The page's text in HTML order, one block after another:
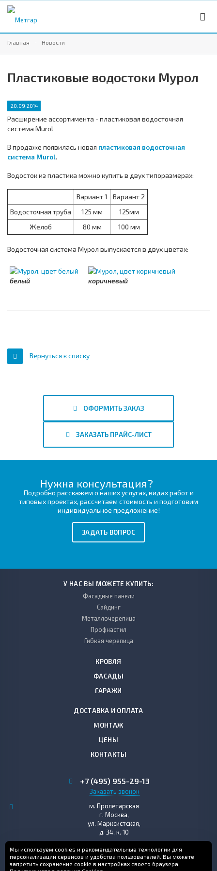
Главная Новости
Пластиковые водостоки Мурол
20.09.2014
Расширение ассортимента - пластиковая водосточная
система Murol
В продаже появилась новая пластиковая водосточная
система Murol.
Водосток из пластика можно купить в двух типоразмерах:
Вариант 1
Вариант 2
Водосточная труба
125 мм
125мм
Желоб
80 мм 100 мм
Водосточная система Мурол выпускается в двух цветах:
белый коричневый
Вернуться к списку
ОФОРМИТЬ ЗАКАЗ
ЗАКАЗАТЬ ПРАЙС-ЛИСТ
Нужна консультация?
Подробно расскажем о наших услугах, видах работ и
типовых проектах, рассчитаем стоимость и подготовим
индивидуальное предложение!
ЗАДАТЬ ВОПРОС
У НАС ВЫ МОЖЕТЕ КУПИТЬ:
Фасадные панели
Сайдинг
Металлочерепица
Профнастил
Гибкая черепица
КРОВЛЯ
ФАСАДЫ
ГАРАЖИ
ДОСТАВКА И ОПЛАТА
МОНТАЖ
ЦЕНЫ
КОНТАКТЫ
+7 (495) 955-29-13
Заказать звонок
м. Пролетарская
г. Москва,
ул. Марксистская,
д. 34, к. 10
tul@profil-stroy.ru
1999 - 2025 © Магазин кровельных и отделочных материалов
Мы используем cookies и рекомендательные технологии для
персонализации сервисов и удобства пользователей. Вы можете
запретить сохранение cookie в настройках своего браузера.